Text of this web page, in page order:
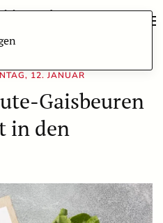
12. JANUAR
Gaisbeuren
in den